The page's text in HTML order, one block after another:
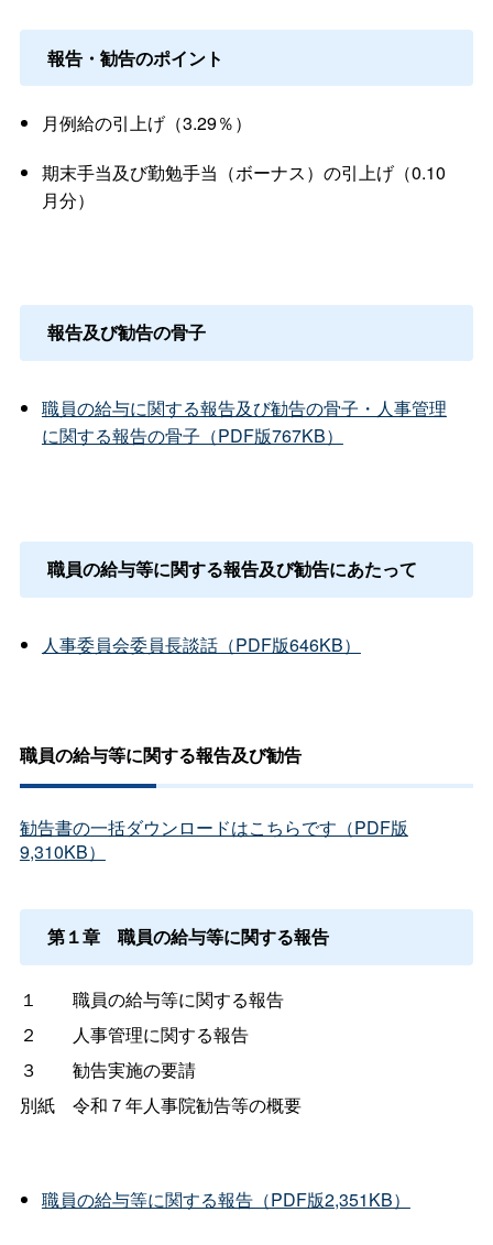
報告・勧告のポイント
月例給の引上げ（3.29％）
期末手当及び勤勉手当（ボーナス）の引上げ（0.10
月分）
報告及び勧告の骨子
職員の給与に関する報告及び勧告の骨子・人事管理
に関する報告の骨子（PDF版767KB）
職員の給与等に関する報告及び勧告にあたって
人事委員会委員長談話（PDF版646KB）
職員の給与等に関する報告及び勧告
勧告書の一括ダウンロードはこちらです（PDF版
9,310KB）
第１章 職員の給与等に関する報告
１
職員の給与等に関する報告
２
人事管理に関する報告
３
勧告実施の要請
別紙 令和７年人事院勧告等の概要
職員の給与等に関する報告（PDF版2,351KB）